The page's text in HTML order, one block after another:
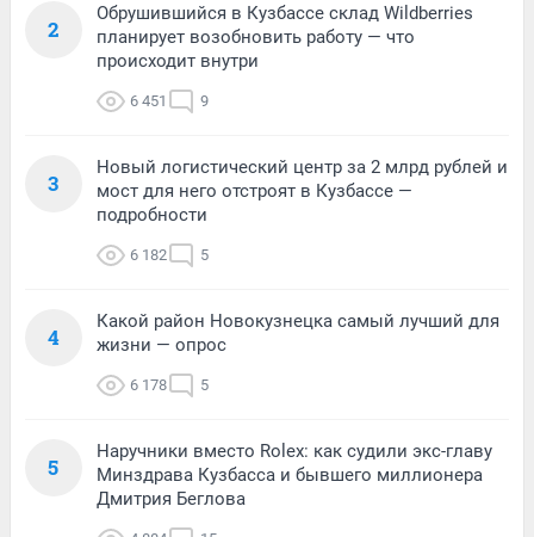
2
Обрушившийся в Кузбассе склад Wildberries
планирует возобновить работу — что
происходит внутри
6 451 9
3
Новый логистический центр за 2 млрд рублей и
мост для него отстроят в Кузбассе —
подробности
6 182 5
4
Какой район Новокузнецка самый лучший для
жизни — опрос
6 178 5
5
Наручники вместо Rolex: как судили экс-главу
Минздрава Кузбасса и бывшего миллионера
Дмитрия Беглова